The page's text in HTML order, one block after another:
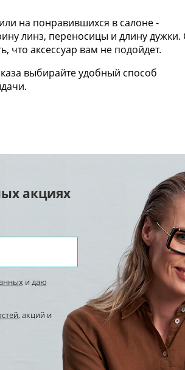
на понравившихся в салоне -
линз, переносицы и длину дужки.
что аксессуар вам не подойдет.
выбирайте удобный способ
акциях
и даю
, акций и